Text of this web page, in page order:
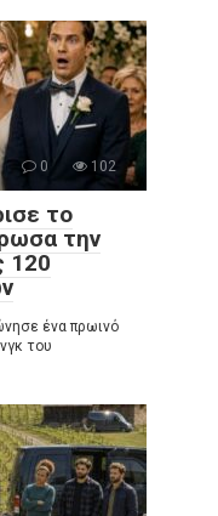
0 102
το
την
120
ένα πρωινό
του